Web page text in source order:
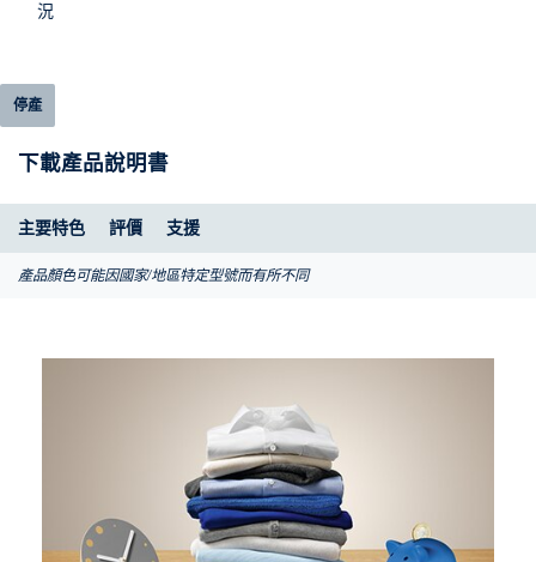
況
停產
下載產品說明書
主要特色 評價 支援
產品顏色可能因國家/地區特定型號而有所不同